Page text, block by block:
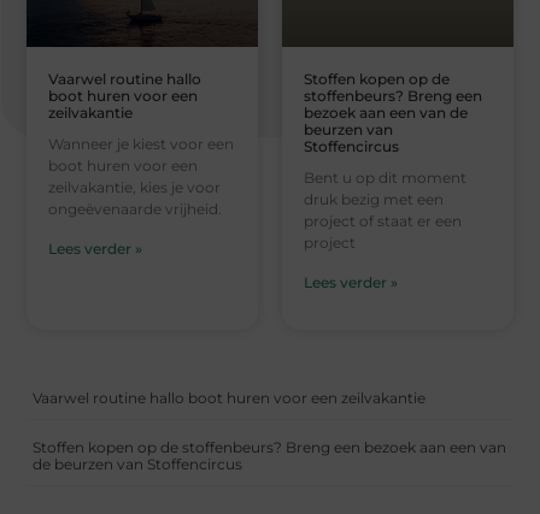
Vaarwel routine hallo
boot huren voor een
zeilvakantie
Wanneer je kiest voor een
boot huren voor een
zeilvakantie, kies je voor
ongeëvenaarde vrijheid.
Lees verder »
Stoffen kopen op de
stoffenbeurs? Breng een
bezoek aan een van de
beurzen van
Stoffencircus
Bent u op dit moment
druk bezig met een
project of staat er een
project
Lees verder »
Vaarwel routine hallo boot huren voor een zeilvakantie
Stoffen kopen op de stoffenbeurs? Breng een bezoek aan een van
de beurzen van Stoffencircus